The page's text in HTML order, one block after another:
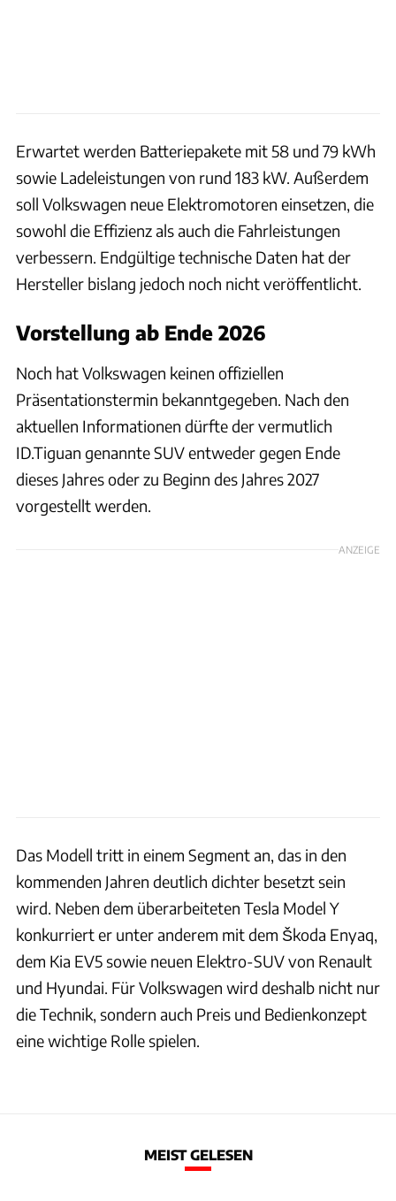
Erwartet werden Batteriepakete mit 58 und 79 kWh
sowie Ladeleistungen von rund 183 kW. Außerdem
soll Volkswagen neue Elektromotoren einsetzen, die
sowohl die Effizienz als auch die Fahrleistungen
verbessern. Endgültige technische Daten hat der
Hersteller bislang jedoch noch nicht veröffentlicht.
Vorstellung ab Ende 2026
Noch hat Volkswagen keinen offiziellen
Präsentationstermin bekanntgegeben. Nach den
aktuellen Informationen dürfte der vermutlich
ID.Tiguan genannte SUV entweder gegen Ende
dieses Jahres oder zu Beginn des Jahres 2027
vorgestellt werden.
ANZEIGE
Das Modell tritt in einem Segment an, das in den
kommenden Jahren deutlich dichter besetzt sein
wird. Neben dem überarbeiteten Tesla Model Y
konkurriert er unter anderem mit dem Škoda Enyaq,
dem Kia EV5 sowie neuen Elektro-SUV von Renault
und Hyundai. Für Volkswagen wird deshalb nicht nur
die Technik, sondern auch Preis und Bedienkonzept
eine wichtige Rolle spielen.
MEIST GELESEN